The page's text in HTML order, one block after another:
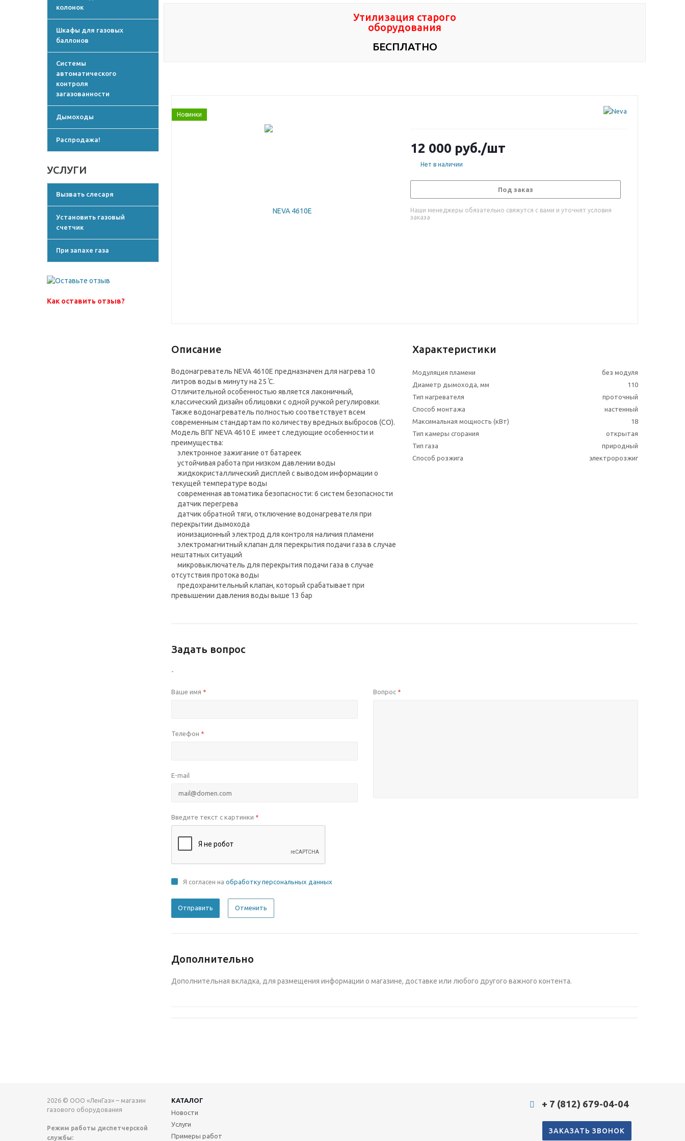
колонок
Шкафы для газовых
баллонов
Системы
автоматического
контроля
загазованности
Дымоходы
Распродажа!
УСЛУГИ
Вызвать слесаря
Установить газовый
счетчик
При запахе газа
Как оставить отзыв?
Утилизация старого
оборудования
БЕСПЛАТНО
Новинки
12 000 руб./шт
Нет в наличии
Под заказ
Наши менеджеры обязательно свяжутся с вами и уточнят условия
заказа
Описание
Водонагреватель NEVA 4610E предназначен для нагрева 10
литров воды в минуту на 25 ̊С.
Отличительной особенностью является лаконичный,
классический дизайн облицовки с одной ручкой регулировки.
Также водонагреватель полностью соответствует всем
современным стандартам по количеству вредных выбросов (СО).
Модель ВПГ NEVA 4610 Е имеет следующие особенности и
преимущества:
электронное зажигание от батареек
устойчивая работа при низком давлении воды
жидкокристаллический дисплей с выводом информации о
текущей температуре воды
современная автоматика безопасности: 6 систем безопасности
датчик перегрева
датчик обратной тяги, отключение водонагревателя при
перекрытии дымохода
ионизационный электрод для контроля наличия пламени
электромагнитный клапан для перекрытия подачи газа в случае
нештатных ситуаций
микровыключатель для перекрытия подачи газа в случае
отсутствия протока воды
предохранительный клапан, который срабатывает при
превышении давления воды выше 13 бар
Характеристики
Модуляция пламени
без модуля
Диаметр дымохода, мм
110
Тип нагревателя
проточный
Способ монтажа
настенный
Максимальная мощность (кВт)
18
Тип камеры сгорания
открытая
Тип газа
природный
Способ розжига
электророзжиг
Задать вопрос
-
Ваше имя *
Телефон *
E-mail
Вопрос *
Введите текст с картинки *
Я согласен на обработку персональных данных
Отменить
Дополнительно
Дополнительная вкладка, для размещения информации о магазине, доставке или любого другого важного контента.
2026 © ООО «ЛенГаз» – магазин
газового оборудования
Режим работы диспетчерской
службы:
КАТАЛОГ
Новости
Услуги
Примеры работ
+ 7 (812) 679-04-04
ЗАКАЗАТЬ ЗВОНОК